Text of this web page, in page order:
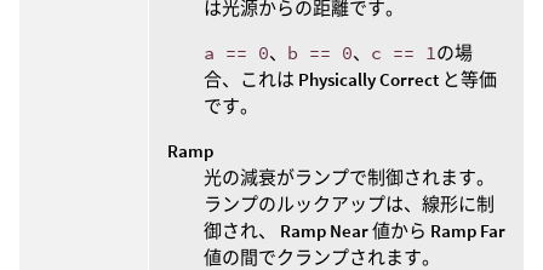
は光源からの距離です。
a == 0、 b == 0、 c == 1 の場
合、これは Physically Correct と等価
です。
Ramp
光の減衰がランプで制御されます。
ランプのルックアップは、線形に制
御され、 Ramp Near値から Ramp Far
値の間でクランプされます。